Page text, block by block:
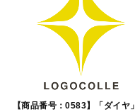
【商品番号：0583】「ダイヤ」